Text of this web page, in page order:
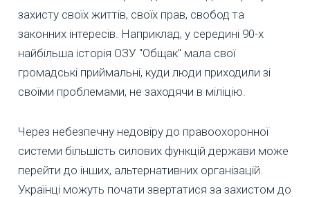
захисту своїх життів, своїх прав, свобод та
законних інтересів. Наприклад, у середині 90-х
найбільша історія ОЗУ "Общак" мала свої
громадські приймальні, куди люди приходили зі
своїми проблемами, не заходячи в міліцію.
Через небезпечну недовіру до правоохоронної
системи більшість силових функцій держави може
перейти до інших, альтернативних організацій.
Українці можуть почати звертатися за захистом до